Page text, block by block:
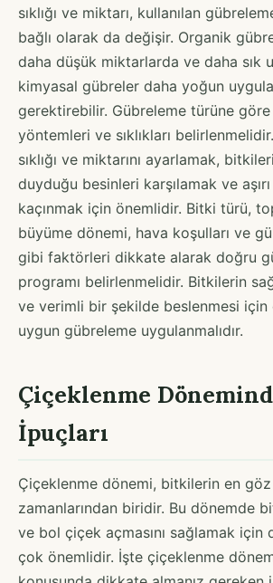
sıklığı ve miktarı, kullanılan
bağlı olarak da değişir. Organik
daha düşük miktarlarda ve daha sık
kimyasal gübreler daha yoğun
gerektirebilir. Gübreleme türüne
yöntemleri ve sıklıkları
sıklığı ve miktarını ayarlamak,
duyduğu besinleri karşılamak ve
kaçınmak için önemlidir. Bitki türü,
büyüme dönemi, hava koşulları ve
gibi faktörleri dikkate alarak doğru
programı belirlenmelidir. Bitkilerin
ve verimli bir şekilde beslenmesi için
uygun gübreleme uygulanmalıdır.
Çiçeklenme
İpuçları
Çiçeklenme dönemi, bitkilerin en göz
zamanlarından biridir. Bu dönemde
ve bol çiçek açmasını sağlamak için
çok önemlidir. İşte çiçeklenme